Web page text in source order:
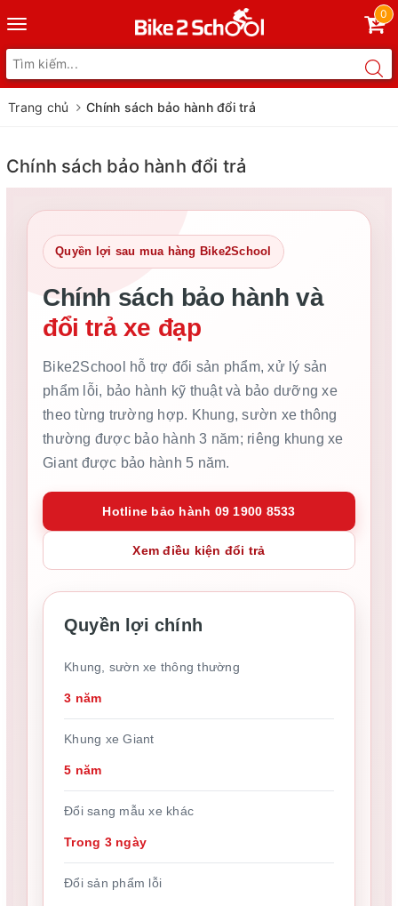
Toggle
navigation
0
Trang chủ Chính sách bảo hành đổi trả
Chính sách bảo hành đổi trả
Quyền lợi sau mua hàng Bike2School
Chính sách bảo hành và
đổi trả xe đạp
Bike2School hỗ trợ đổi sản phẩm, xử lý sản
phẩm lỗi, bảo hành kỹ thuật và bảo dưỡng xe
theo từng trường hợp. Khung, sườn xe thông
thường được bảo hành 3 năm; riêng khung xe
Giant được bảo hành 5 năm.
Hotline bảo hành 09 1900 8533
Xem điều kiện đổi trả
Quyền lợi chính
Khung, sườn xe thông thường
3 năm
Khung xe Giant
5 năm
Đổi sang mẫu xe khác
Trong 3 ngày
Đổi sản phẩm lỗi